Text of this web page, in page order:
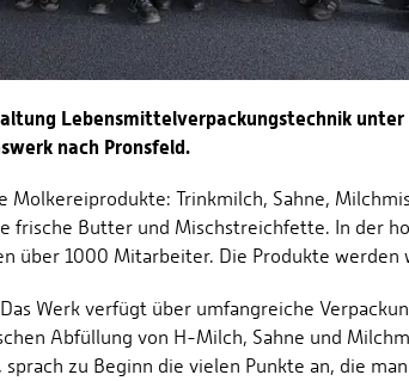
Lebensmittelverpackungstechnik unter
nach Pronsfeld.
Molkereiprodukte: Trinkmilch, Sahne,
frische Butter und Mischstreichfette. In der
über 1000 Mitarbeiter. Die Produkte
Werk verfügt über umfangreiche
Abfüllung von H-Milch, Sahne und
zu Beginn die vielen Punkte an, die